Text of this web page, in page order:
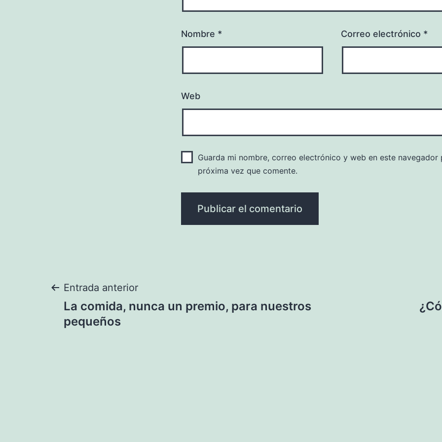
Nombre * Correo electrónico *
Web
Guarda mi nombre, correo electrónico y web en este navegador
próxima vez que comente.
Navegación
de
Entrada anterior
La comida, nunca un premio, para nuestros
pequeños